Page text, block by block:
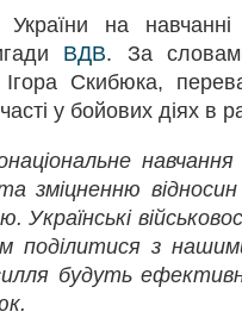
на
ВДВ. За словами
Скибюка,
у бойових діях в
та зміцненню
поділитися з
будуть